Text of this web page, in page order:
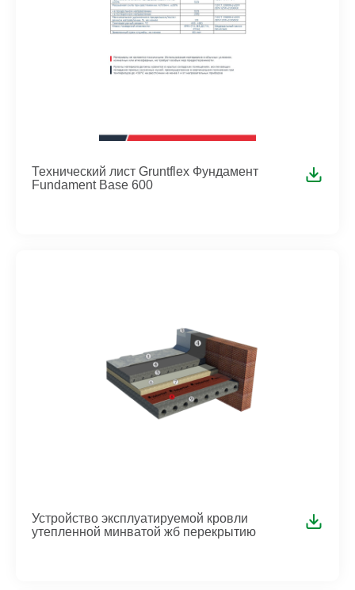
Технический лист Gruntflex Фундамент
Fundament Base 600
Устройство эксплуатируемой кровли
утепленной минватой жб перекрытию